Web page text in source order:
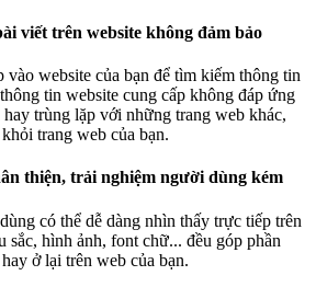
viết trên website không đảm bảo
website của bạn để tìm kiếm thông tin
tin website cung cấp không đáp ứng
trùng lặp với những trang web khác,
trang web của bạn.
thiện, trải nghiệm người dùng kém
có thể dễ dàng nhìn thấy trực tiếp trên
sắc, hình ảnh, font chữ... đều góp phần
ở lại trên web của bạn.